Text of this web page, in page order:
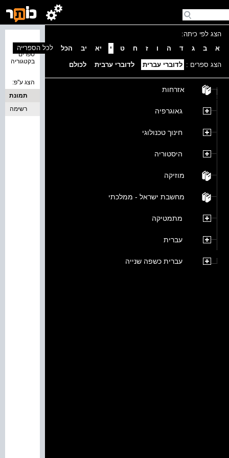
הצג לפי כיתה:
א
ב ג ד ה ו ז ח ט י יא יב הכל
הצג ספרים : לדוברי עברית לדוברי ערבית לכולם
אזרחות
גאוגרפיה
חינוך טכנולוגי
היסטוריה
מוזיקה
מחשבת ישראל - ממלכתי
מתמטיקה
עברית
עברית כשפה שנייה
ספרים
בקטגוריה
לכל הספרייה
הצג ע''פ:
תמונת
כריכה
רשימה